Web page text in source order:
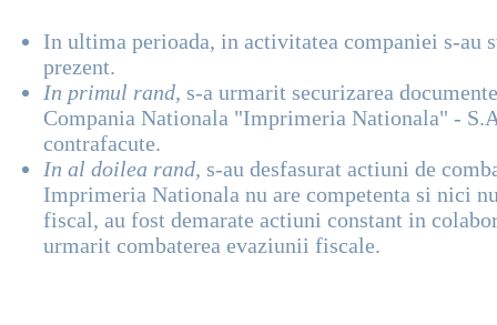
In ultima perioada, in activitatea companiei s-
prezent.
In primul rand, s-a urmarit securizarea
Compania Nationala "Imprimeria Nationala" -
contrafacute.
In al doilea rand, s-au desfasurat actiuni de
Imprimeria Nationala nu are competenta si nici
fiscal, au fost demarate actiuni constant in
urmarit combaterea evaziunii fiscale.